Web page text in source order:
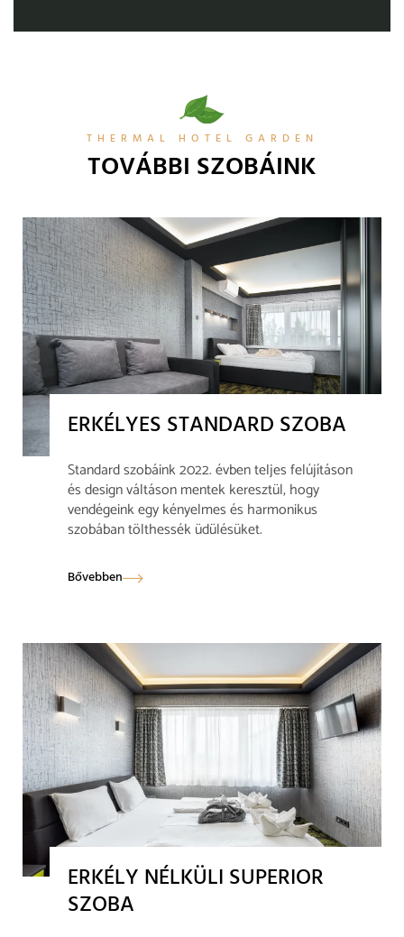
THERMAL HOTEL GARDEN
TOVÁBBI SZOBÁINK
ERKÉLYES STANDARD SZOBA
Standard szobáink 2022. évben teljes felújításon
és design váltáson mentek keresztül, hogy
vendégeink egy kényelmes és harmonikus
szobában tölthessék üdülésüket.
Bővebben
ERKÉLY NÉLKÜLI SUPERIOR
SZOBA